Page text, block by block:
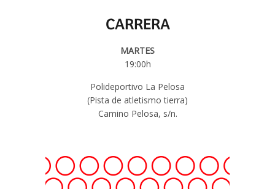
CARRERA
MARTES
19:00h
Polideportivo La Pelosa
(Pista de atletismo tierra)
Camino Pelosa, s/n.